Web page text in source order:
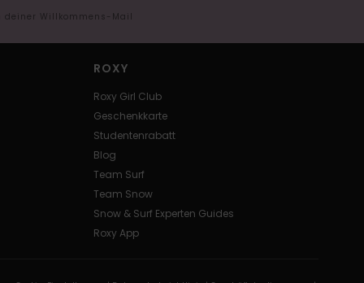
Willkommens-Mail
ROXY
Roxy Girl Club
Geschenkkarte
Studentenrabatt
Blog
Team Surf
Team Snow
Snow & Surf Experten Guides
Roxy App